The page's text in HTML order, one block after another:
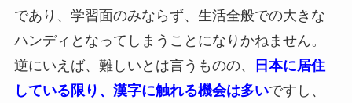
であり、学習面のみならず、生活全般での大きな
ハンディとなってしまうことになりかねません。
逆にいえば、難しいとは言うものの、
日本に居住
している限り、漢字に触れる機会は多いですし、